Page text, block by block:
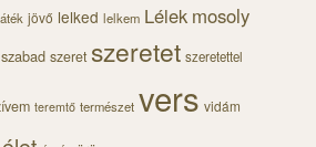
jövő lelked lelkem Lélek mosoly
szabad szeret szeretet szeretettel
teremtő természet vers vidám